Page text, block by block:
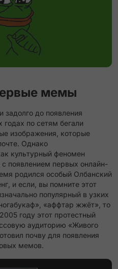
мемы
задолго до появления
по сетям бегали
изображения, которые
Однако
культурный феномен
появлением первых онлайн-
родился особый Олбанский
и если, вы помните этот
популярный в узких
«аффтар жжёт», то
году этот протестный
аудиторию «Живого
почву для появления
мемов.